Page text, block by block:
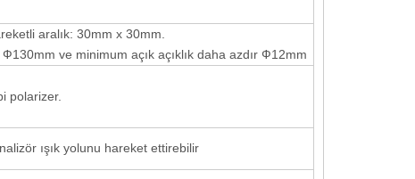
aralık: 30mm x 30mm.
ve minimum açık açıklık daha azdır Ф12mm
polarizer.
ışık yolunu hareket ettirebilir